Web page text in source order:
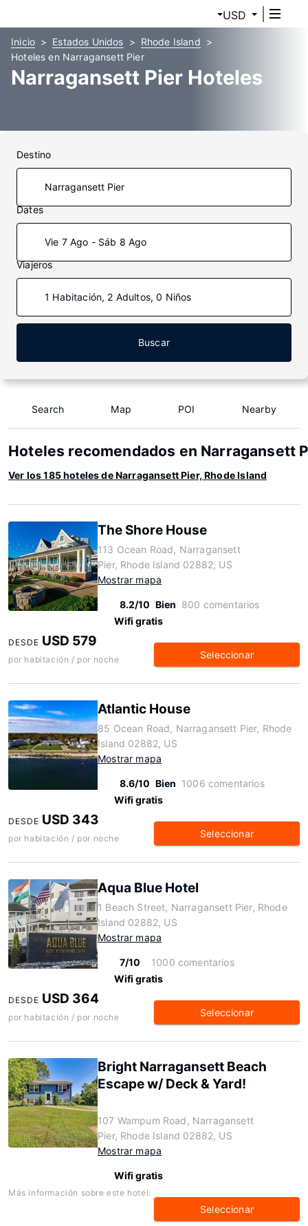
USD
Inicio Estados Unidos
Rhode Island
Hoteles en Narragansett Pier
Narragansett Pier Hoteles
Destino
Dates
Vie 7 Ago - Sáb 8 Ago
Viajeros
1 Habitación, 2 Adultos, 0 Niños
Buscar
Search Map POI Nearby
Hoteles recomendados en Narragansett
Ver los 185 hoteles de Narragansett Pier, Rhode Island
The Shore House
113 Ocean Road, Narragansett
Pier, Rhode Island 02882, US
Mostrar mapa
8.2/10 Bien 800 comentarios
Wifi gratis
DESDE USD 579
por habitación / por noche Seleccionar
Atlantic House
85 Ocean Road, Narragansett Pier, Rhode
Island 02882, US
Mostrar mapa
8.6/10 Bien 1006 comentarios
Wifi gratis
DESDE USD 343
por habitación / por noche Seleccionar
Aqua Blue Hotel
1 Beach Street, Narragansett Pier, Rhode
Island 02882, US
Mostrar mapa
7/10
1000 comentarios
Wifi gratis
DESDE USD 364
por habitación / por noche Seleccionar
Bright Narragansett Beach
Escape w/ Deck & Yard!
107 Wampum Road, Narragansett
Pier, Rhode Island 02882, US
Mostrar mapa
Wifi gratis
Más información sobre este hotel:
Seleccionar